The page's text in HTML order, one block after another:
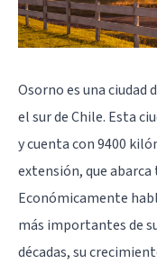
Osorno es una ciudad
el sur de Chile. Esta
y cuenta con 9400
extensión, que
Económicamente
más importantes de
décadas, su